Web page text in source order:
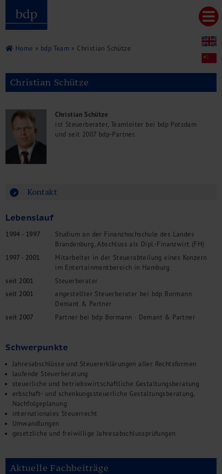
Hauptmenu
Home
Referenzen
Pressespiegel
Newsletter
Videos
Leistungen
Steuerberatung
Unternehmensfinanzierung
M&A + Unternehmensnachfolge
Internationalisierung
China Consulting
Unternehmensgründung
Finanz- und Lohnbuchhaltung
Steuerberatung
Rechtsberatung
Industrielle Dienstleistungen
Inbound Investments
Coaching
Team
Events
Karriere
Kontakt
Home » bdp Team » Christian Schütze
Christian Schütze
Christian Schütze
ist Steuerberater, Teamleiter bei bdp Potsdam
und seit 2007 bdp-Partner.
Kontakt
Lebenslauf
1994 - 1997
Studium an der Finanzhochschule des Landes
Brandenburg, Abschluss als Dipl.-Finanzwirt (FH)
1997 - 2001
Mitarbeiter in der Steuerabteilung eines Konzern
im Entertainmentbereich in Hamburg
seit 2001
Steuerberater
seit 2001
angestellter Steuerberater bei bdp Bormann
Demant & Partner
seit 2007
Partner bei bdp Bormann · Demant & Partner
Schwerpunkte
Jahresabschlüsse und Steuererklärungen aller Rechtsformen
laufende Steuerberatung
steuerliche und betriebswirtschaftliche Gestaltungsberatung
erbschaft- und schenkungssteuerliche Gestaltungsberatung,
Nachfolgeplanung
internationales Steuerrecht
Umwandlungen
gesetzliche und freiwillige Jahresabschlussprüfungen
Aktuelle Fachbeiträge